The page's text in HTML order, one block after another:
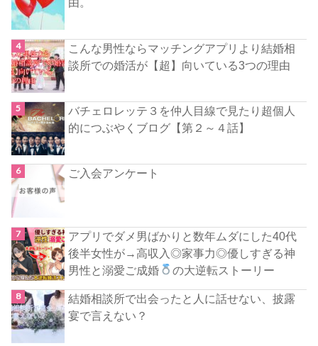
こんな男性ならマッチングアプリより結婚相
談所での婚活が【超】向いている3つの理由
バチェロレッテ３を仲人目線で見たり超個人
的につぶやくブログ【第２～４話】
ご入会アンケート
アプリでダメ男ばかりと数年ムダにした40代
後半女性が→高収入◎家事力◎優しすぎる神
男性と溺愛ご成婚
の大逆転ストーリー
結婚相談所で出会ったと人に話せない、披露
宴で言えない？